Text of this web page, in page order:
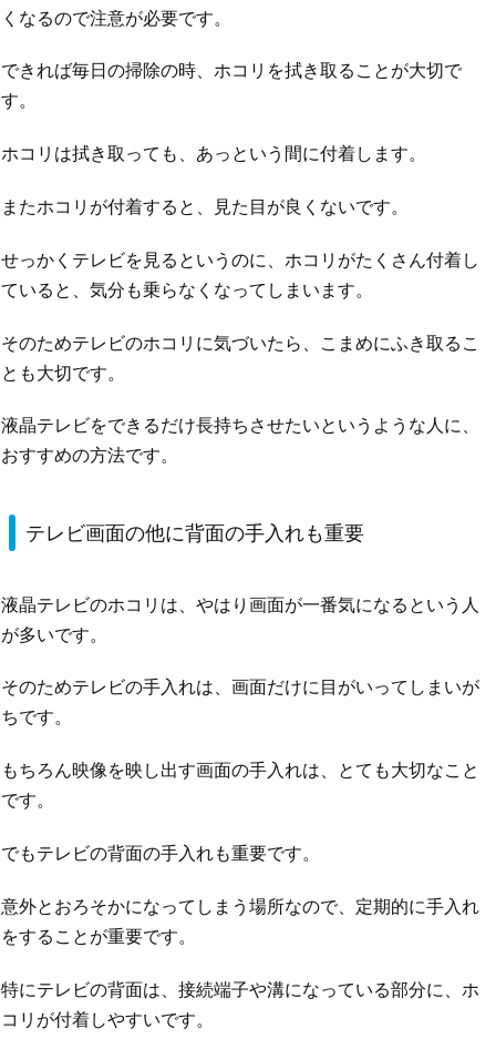
くなるので注意が必要です。
できれば毎日の掃除の時、ホコリを拭き取ることが大切で
す。
ホコリは拭き取っても、あっという間に付着します。
またホコリが付着すると、見た目が良くないです。
せっかくテレビを見るというのに、ホコリがたくさん付着し
ていると、気分も乗らなくなってしまいます。
そのためテレビのホコリに気づいたら、こまめにふき取るこ
とも大切です。
液晶テレビをできるだけ長持ちさせたいというような人に、
おすすめの方法です。
テレビ画面の他に背面の手入れも重要
液晶テレビのホコリは、やはり画面が一番気になるという人
が多いです。
そのためテレビの手入れは、画面だけに目がいってしまいが
ちです。
もちろん映像を映し出す画面の手入れは、とても大切なこと
です。
でもテレビの背面の手入れも重要です。
意外とおろそかになってしまう場所なので、定期的に手入れ
をすることが重要です。
特にテレビの背面は、接続端子や溝になっている部分に、ホ
コリが付着しやすいです。